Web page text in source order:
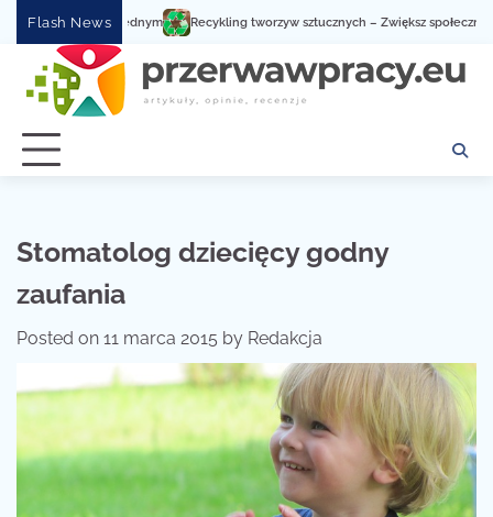
content
Flash News Recykling tworzyw sztucznych – Zwiększ społeczną
Stomatolog dziecięcy godny
zaufania
Posted on 11 marca 2015 by Redakcja